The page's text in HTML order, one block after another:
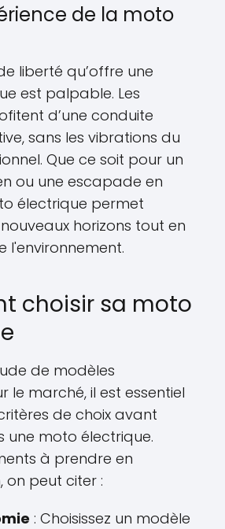
de la moto
liberté qu’offre une
est palpable. Les
d’une conduite
sans les vibrations du
Que ce soit pour un
ou une escapade en
électrique permet
horizons tout en
l'environnement.
choisir sa moto
de modèles
le marché, il est essentiel
de choix avant
une moto électrique.
à prendre en
on peut citer :
: Choisissez un modèle